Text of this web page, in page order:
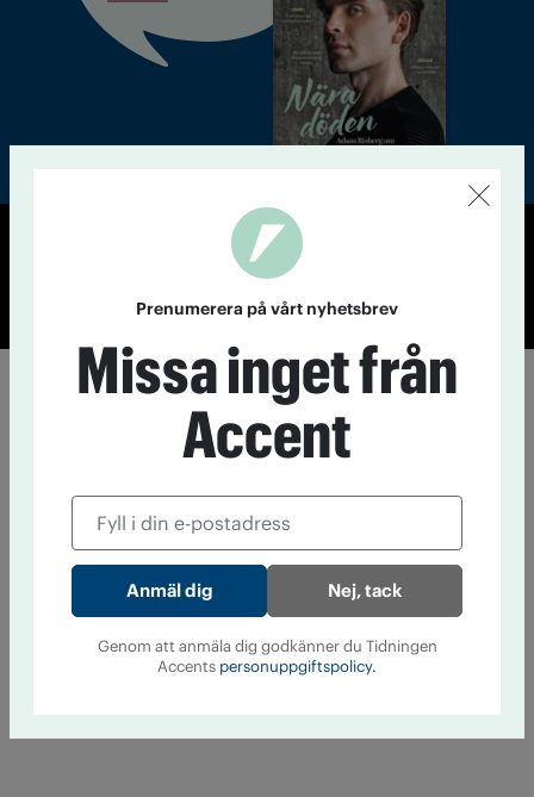
© Tidningen Accent 2026
Prenumerera på vårt nyhetsbrev
Missa inget från
Accent
Nej, tack
Genom att anmäla dig godkänner du Tidningen
Accents personuppgiftspolicy.